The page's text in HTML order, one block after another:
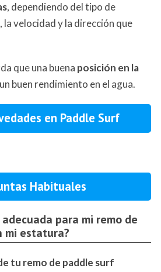
, dependiendo del tipo de
la velocidad y la dirección que
que una buena posición en la
buen rendimiento en el agua.
en Paddle Surf
Habituales
para mi remo de
mi estatura?
tu remo de paddle surf